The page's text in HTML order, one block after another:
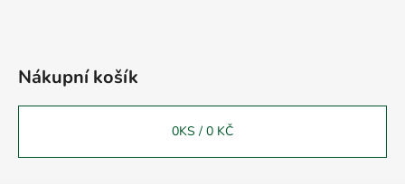
Nákupní košík
0KS / 0 KČ